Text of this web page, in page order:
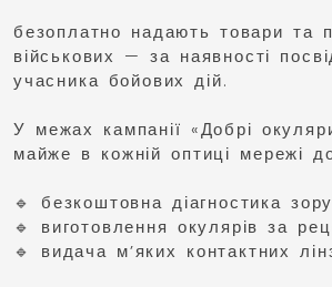
безоплатно надають товари та
військових — за наявності
учасника бойових дій.
У межах кампанії «Добрі
майже в кожній оптиці мережі
🔹 безкоштовна діагностика зору
🔹 виготовлення окулярів за
🔹 видача м’яких контактних